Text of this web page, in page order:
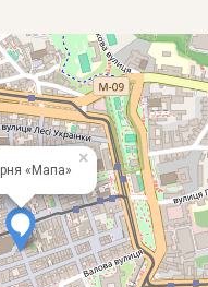
«Мапа»
×